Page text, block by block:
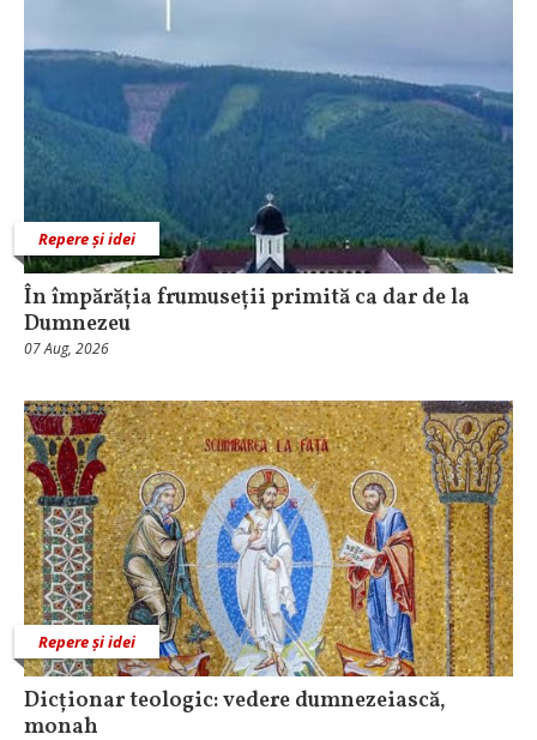
Repere și idei
În împărăția frumuseții primită ca dar de la
Dumnezeu
07 Aug, 2026
Repere și idei
Dicționar teologic: vedere dumnezeiască,
monah